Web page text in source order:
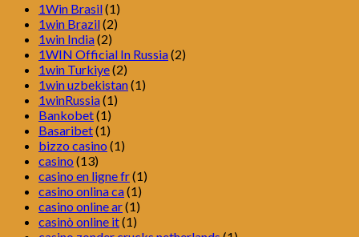
1Win Brasil(1)
1win Brazil(2)
1win India(2)
1WIN Official In Russia(2)
1win Turkiye(2)
1win uzbekistan(1)
1winRussia(1)
Bankobet(1)
Basaribet(1)
bizzo casino (1)
casino (13)
casino en ligne fr(1)
casino onlina ca(1)
casino online ar(1)
casinò online it(1)